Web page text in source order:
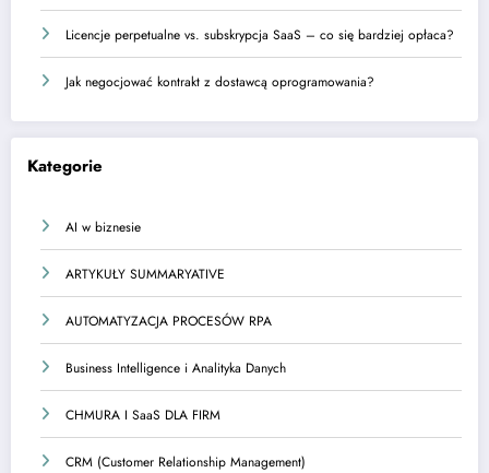
Licencje perpetualne vs. subskrypcja SaaS – co się bardziej opłaca?
Jak negocjować kontrakt z dostawcą oprogramowania?
Kategorie
AI w biznesie
ARTYKUŁY SUMMARYATIVE
AUTOMATYZACJA PROCESÓW RPA
Business Intelligence i Analityka Danych
CHMURA I SaaS DLA FIRM
CRM (Customer Relationship Management)